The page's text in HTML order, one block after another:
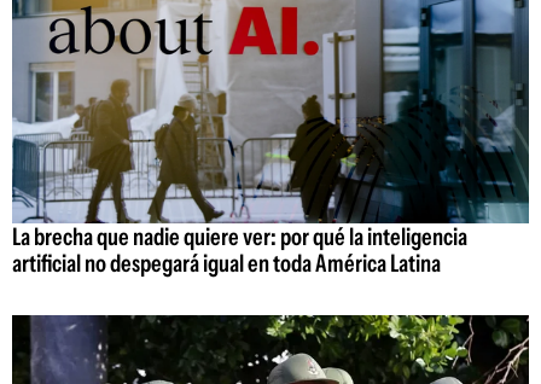
La brecha que nadie quiere ver: por qué la inteligencia
artificial no despegará igual en toda América Latina